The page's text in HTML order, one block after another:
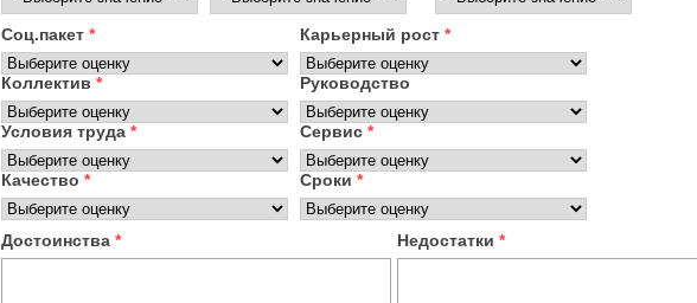
Соц.пакет * Карьерный рост *
Коллектив * Руководство
Условия труда * Сервис *
Качество * Сроки *
Достоинства * Недостатки *